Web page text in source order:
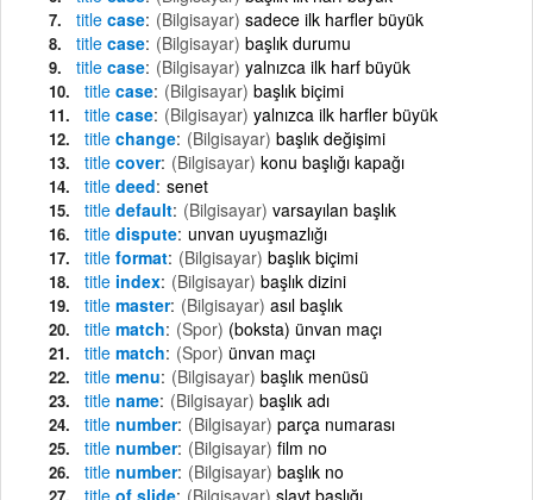
title case (Bilgisayar) sadece ilk harfler büyük
title case (Bilgisayar) başlık durumu
title case (Bilgisayar) yalnızca ilk harf büyük
title case (Bilgisayar) başlık biçimi
title case (Bilgisayar) yalnızca ilk harfler büyük
title change (Bilgisayar) başlık değişimi
title cover (Bilgisayar) konu başlığı kapağı
title deed senet
title default (Bilgisayar) varsayılan başlık
title dispute unvan uyuşmazlığı
title format (Bilgisayar) başlık biçimi
title index (Bilgisayar) başlık dizini
title master (Bilgisayar) asıl başlık
title match (Spor) (boksta) ünvan maçı
title match (Spor) ünvan maçı
title menu (Bilgisayar) başlık menüsü
title name (Bilgisayar) başlık adı
title number (Bilgisayar) parça numarası
title number (Bilgisayar) film no
title number (Bilgisayar) başlık no
title of slide (Bilgisayar) slayt başlığı